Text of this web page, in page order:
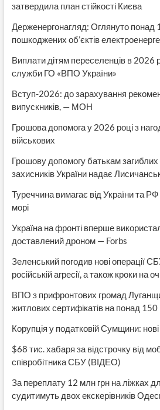
затвердила план стійкості Києва
Держенергонагляд: Оглянуто понад
пошкоджених об’єктів
Виплати дітям переселенців в 2026
служби ГО «ВПО України»
Вступ-2026: до зарахування
випускників, — МОН
Грошова допомога у 2026 році з
військових
Грошову допомогу батькам загиблих
захисників України надає
Туреччина вимагає від України та
морі
Україна на фронті вперше
доставлений дроном — Forbs
Зеленський погодив нові операції
російській агресії, а також кроки на
ВПО з прифронтових громад
житлових сертифікатів на понад
Корупція у податковій Сумщини: нові
$68 тис. хабаря за відстрочку від
співробітника СБУ (ВІДЕО)
За переплату 12 млн грн на ліжках
судитимуть двох екскерівників